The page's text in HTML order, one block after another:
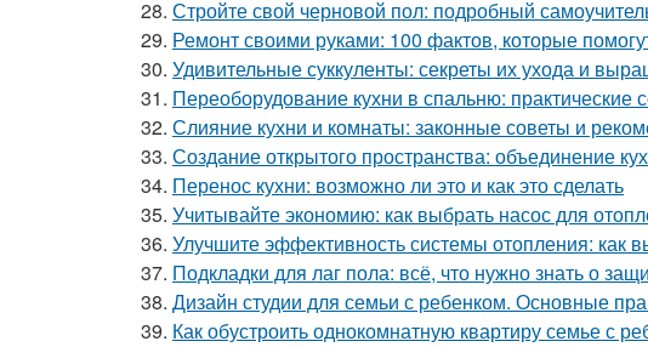
28. Стройте свой черновой пол: подробный
29. Ремонт своими руками: 100 фактов, которые
30. Удивительные суккуленты: секреты их ухода и
31. Переоборудование кухни в спальню: практические
32. Слияние кухни и комнаты: законные советы и
33. Создание открытого пространства: объединение
34. Перенос кухни: возможно ли это и как это сделать
35. Учитывайте экономию: как выбрать насос для
36. Улучшите эффективность системы отопления: как
37. Подкладки для лаг пола: всё, что нужно знать о
38. Дизайн студии для семьи с ребенком. Основные
39. Как обустроить однокомнатную квартиру семье с